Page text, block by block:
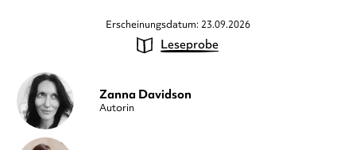
Erscheinungsdatum: 23.09.2026
Leseprobe
Zanna Davidson
Autorin